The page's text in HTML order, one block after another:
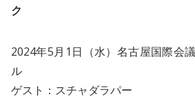
ク
2024年5月1日（水）名古屋国際会
ル
ゲスト：スチャダラパー